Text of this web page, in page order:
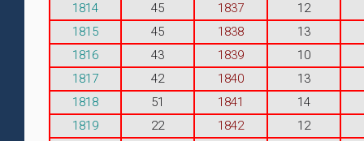
1814
45 1837
12
1815
45 1838
13
1816
43 1839
10
1817
42 1840
13
1818
51 1841
14
1819
22 1842
12